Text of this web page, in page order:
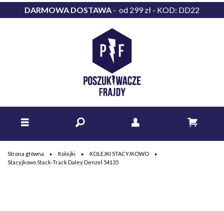
DARMOWA DOSTAWA - od 299 zł - KOD: DD22
Strona główna Kolejki
KOLEJKI STACYJKOWO
Stacyjkowo Stack-Track Daley Denzel 54135